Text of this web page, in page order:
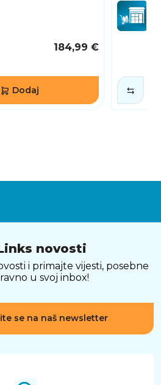
184,99 €
Dodaj
novosti
i primajte vijesti, posebne
u svoj inbox!
se na naš newsletter